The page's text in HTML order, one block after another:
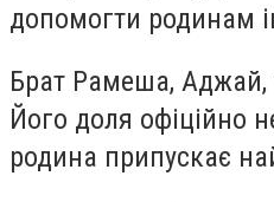
допомогти родинам
Брат Рамеша, Аджай,
Його доля офіційно
родина припускає